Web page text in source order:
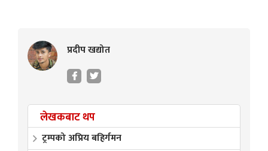
प्रदीप खद्योत
लेखकबाट थप
ट्रम्पको अप्रिय बहिर्गमन